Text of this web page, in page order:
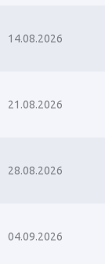
14.08.2026
21.08.2026
28.08.2026
04.09.2026